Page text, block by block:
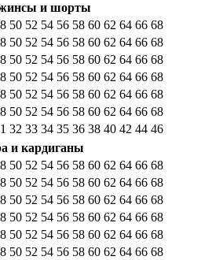
и шорты
50 52 54 56 58 60 62 64 66 68
50 52 54 56 58 60 62 64 66 68
50 52 54 56 58 60 62 64 66 68
50 52 54 56 58 60 62 64 66 68
50 52 54 56 58 60 62 64 66 68
50 52 54 56 58 60 62 64 66 68
32 33 34 35 36 38 40 42 44 46
и кардиганы
50 52 54 56 58 60 62 64 66 68
50 52 54 56 58 60 62 64 66 68
50 52 54 56 58 60 62 64 66 68
50 52 54 56 58 60 62 64 66 68
50 52 54 56 58 60 62 64 66 68
50 52 54 56 58 60 62 64 66 68